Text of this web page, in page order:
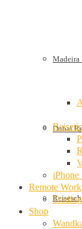
Madeira
Dubai
iPhone
Remote Work
Trading
Shop